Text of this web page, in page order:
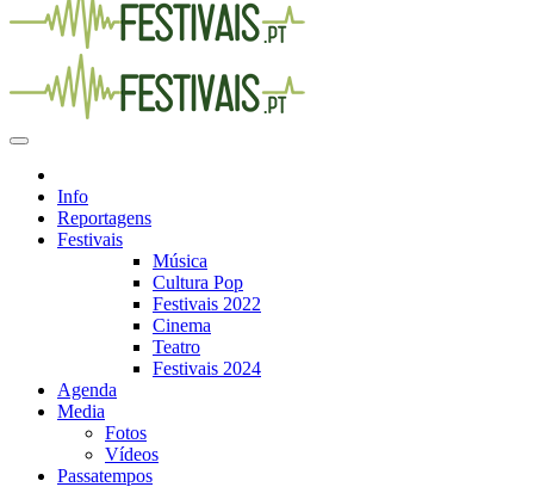
Info
Reportagens
Festivais
Música
Cultura Pop
Festivais 2022
Cinema
Teatro
Festivais 2024
Agenda
Media
Fotos
Vídeos
Passatempos